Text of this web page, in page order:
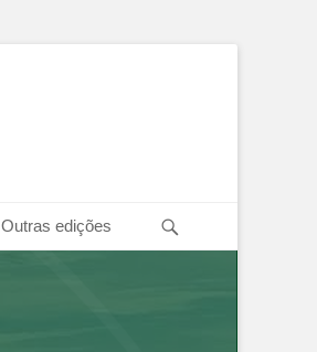
Outras edições